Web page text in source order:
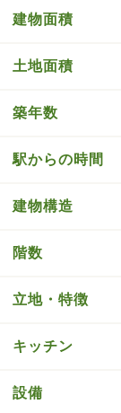
建物面積
土地面積
築年数
駅からの時間
建物構造
階数
立地・特徴
キッチン
設備